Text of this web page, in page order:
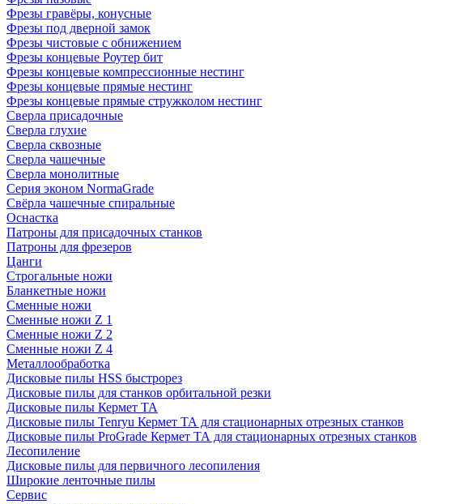
Фрезы гравёры, конусные
Фрезы под дверной замок
Фрезы чистовые с обнижением
Фрезы концевые Роутер бит
Фрезы концевые компрессионные нестинг
Фрезы концевые прямые нестинг
Фрезы концевые прямые стружколом нестинг
Сверла присадочные
Сверла глухие
Сверла сквозные
Сверла чашечные
Сверла монолитные
Серия эконом NormaGrade
Свёрла чашечные спиральные
Оснастка
Патроны для присадочных станков
Патроны для фрезеров
Цанги
Строгальные ножи
Бланкетные ножи
Сменные ножи
Сменные ножи Z 1
Сменные ножи Z 2
Сменные ножи Z 4
Металлообработка
Дисковые пилы HSS быстрорез
Дисковые пилы для станков орбитальной резки
Дисковые пилы Кермет ТА
Дисковые пилы Tenryu Кермет ТА для стационарных отрезных станков
Дисковые пилы ProGrade Кермет ТА для стационарных отрезных станков
Лесопиление
Дисковые пилы для первичного лесопиления
Широкие ленточные пилы
Сервис